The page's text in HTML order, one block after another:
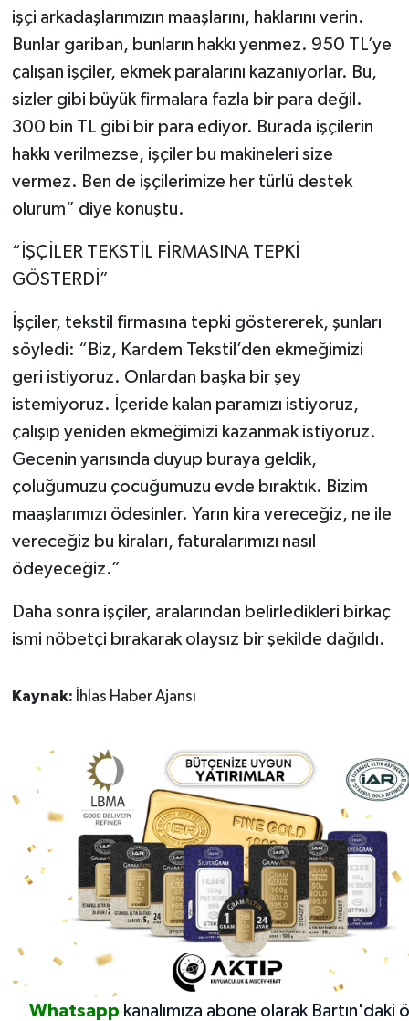
işçi arkadaşlarımızın maaşlarını, haklarını verin.
Bunlar gariban, bunların hakkı yenmez. 950 TL’ye
çalışan işçiler, ekmek paralarını kazanıyorlar. Bu,
sizler gibi büyük firmalara fazla bir para değil.
300 bin TL gibi bir para ediyor. Burada işçilerin
hakkı verilmezse, işçiler bu makineleri size
vermez. Ben de işçilerimize her türlü destek
olurum” diye konuştu.
“İŞÇİLER TEKSTİL FİRMASINA TEPKİ
GÖSTERDİ”
İşçiler, tekstil firmasına tepki göstererek, şunları
söyledi: “Biz, Kardem Tekstil’den ekmeğimizi
geri istiyoruz. Onlardan başka bir şey
istemiyoruz. İçeride kalan paramızı istiyoruz,
çalışıp yeniden ekmeğimizi kazanmak istiyoruz.
Gecenin yarısında duyup buraya geldik,
çoluğumuzu çocuğumuzu evde bıraktık. Bizim
maaşlarımızı ödesinler. Yarın kira vereceğiz, ne ile
vereceğiz bu kiraları, faturalarımızı nasıl
ödeyeceğiz.”
Daha sonra işçiler, aralarından belirledikleri birkaç
ismi nöbetçi bırakarak olaysız bir şekilde dağıldı.
Kaynak: İhlas Haber Ajansı
Whatsapp kanalımıza abone olarak Bartın'daki